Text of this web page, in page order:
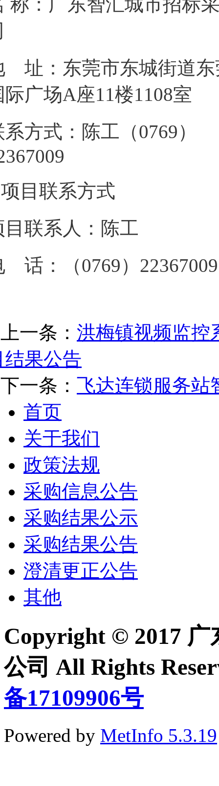
址：东莞市东城街道东
际广场A
方式：陈工（0769）
目联系方式
目联系人：陈工
话：（0769）22367009
上一条： 洪梅镇视频监控
结果公告
下一条： 飞达连锁服务站
首页
关于我们
政策法规
采购信息公告
采购结果公示
采购结果公告
澄清更正公告
其他
Copyright © 2017
公司 All Rights
备17109906号
Powered by MetInfo 5.3.19